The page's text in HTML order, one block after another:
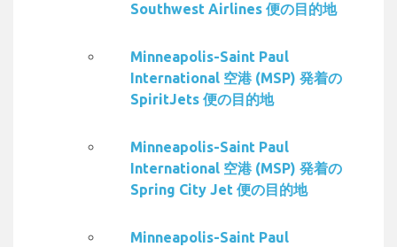
Southwest Airlines 便の目的地
Minneapolis-Saint Paul
International 空港 (MSP) 発着の
SpiritJets 便の目的地
Minneapolis-Saint Paul
International 空港 (MSP) 発着の
Spring City Jet 便の目的地
Minneapolis-Saint Paul